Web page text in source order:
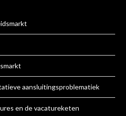
aansluitingsproblematiek
en de vacatureketen